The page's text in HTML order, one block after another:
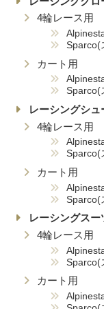
4輪レース用
Sparco(
カート用
Sparco(
レーシングシュ
4輪レース用
Sparco(
カート用
Sparco(
レーシングスー
4輪レース用
Sparco(
カート用